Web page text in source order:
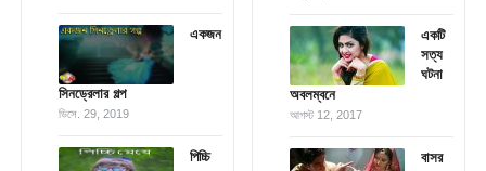
একজন
সিনড্রেলার গল্প
ডিসে. 29, 2019
পিচ্চি
একটি
সত্য
ঘটনা
অবলম্বনে
আগস্ট 12, 2017
বাসর